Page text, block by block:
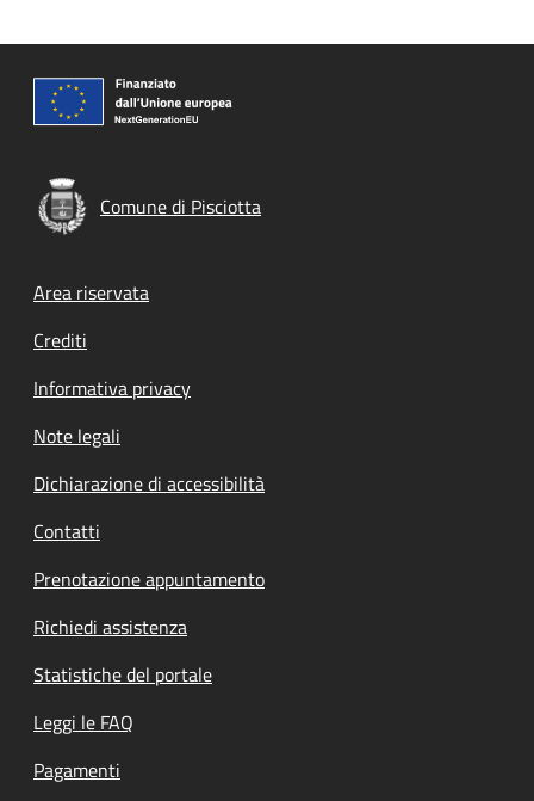
Comune di Pisciotta
Footer menu
Area riservata
Crediti
Informativa privacy
Note legali
Dichiarazione di accessibilità
Contatti
Prenotazione appuntamento
Richiedi assistenza
Statistiche del portale
Leggi le FAQ
Pagamenti